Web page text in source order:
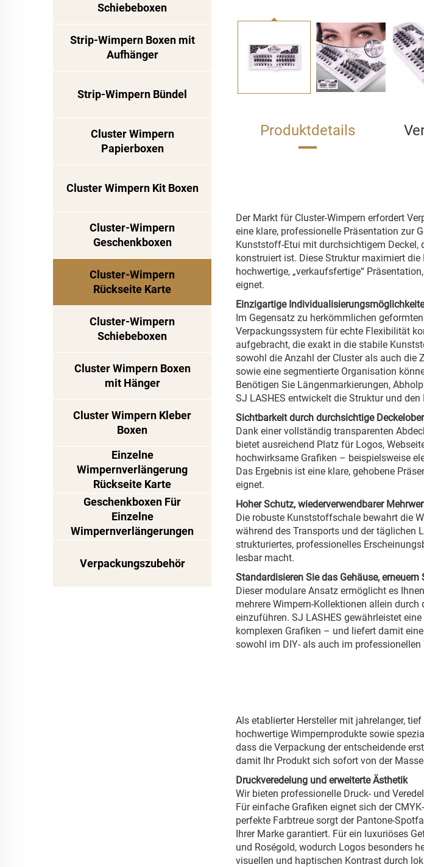
Schiebeboxen
Strip-Wimpern Boxen mit
Aufhänger
Strip-Wimpern Bündel
Cluster Wimpern
Papierboxen
Cluster Wimpern Kit Boxen
Cluster-Wimpern
Geschenkboxen
Cluster-Wimpern
Rückseite Karte
Cluster-Wimpern
Schiebeboxen
Cluster Wimpern Boxen
mit Hänger
Cluster Wimpern Kleber
Boxen
Einzelne
Wimpernverlängerung
Rückseite Karte
Geschenkboxen Für
Einzelne
Wimpernverlängerungen
Verpackungszubehör
Produktdetails
Der Markt für Cluster-Wimpern erfordert
eine klare, professionelle Präsentation zur
Kunststoff-Etui mit durchsichtigem Deckel,
konstruiert ist. Diese Struktur maximiert
hochwertige, „verkaufsfertige“
eignet.
Einzigartige
Im Gegensatz zu herkömmlichen
Verpackungssystem für echte Flexibilität
aufgebracht, die exakt in die stabile
sowohl die Anzahl der Cluster als auch die
sowie eine segmentierte Organisation
Benötigen Sie Längenmarkierungen,
SJ LASHES entwickelt die Struktur und
Sichtbarkeit durch durchsichtige
Dank einer vollständig transparenten
bietet ausreichend Platz für Logos,
hochwirksame Grafiken – beispielsweise
Das Ergebnis ist eine klare, gehobene
eignet.
Hoher Schutz, wiederverwendbarer
Die robuste Kunststoffschale bewahrt die
während des Transports und der täglichen
strukturiertes, professionelles
lesbar macht.
Standardisieren Sie das Gehäuse,
Dieser modulare Ansatz ermöglicht es
mehrere Wimpern-Kollektionen allein
einzuführen. SJ LASHES gewährleistet
komplexen Grafiken – und liefert damit
sowohl im DIY- als auch im
Als etablierter Hersteller mit jahrelanger,
hochwertige Wimpernprodukte sowie
dass die Verpackung der entscheidende
damit Ihr Produkt sich sofort von der
Druckveredelung und erweiterte Ästhetik
Wir bieten professionelle Druck- und
Für einfache Grafiken eignet sich der
perfekte Farbtreue sorgt der Pantone-
Ihrer Marke garantiert. Für ein luxuriöses
und Roségold, wodurch Logos besonders
visuellen und haptischen Kontrast durch